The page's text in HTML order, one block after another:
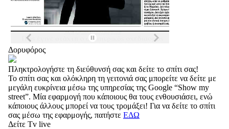
Δορυφόρος
Πληκτρολογήστε τη διεύθυνσή σας και δείτε το σπίτι σας!
Το σπίτι σας και ολόκληρη τη γειτονιά σας μπορείτε να δείτε με
μεγάλη ευκρίνεια μέσω της υπηρεσίας της Google “Show my
street”. Μία εφαρμογή που κάποιους θα τους ενθουσιάσει, ενώ
κάποιους άλλους μπορεί να τους τρομάξει! Για να δείτε το σπίτι
σας μέσω της εφαρμογής, πατήστε ΕΔΩ
Δείτε Tv live